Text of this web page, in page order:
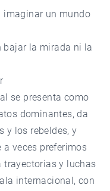
imaginar un mundo
bajar la mirada ni la
se presenta como
dominantes, da
y los rebeldes, y
veces preferimos
trayectorias y luchas
internacional, con